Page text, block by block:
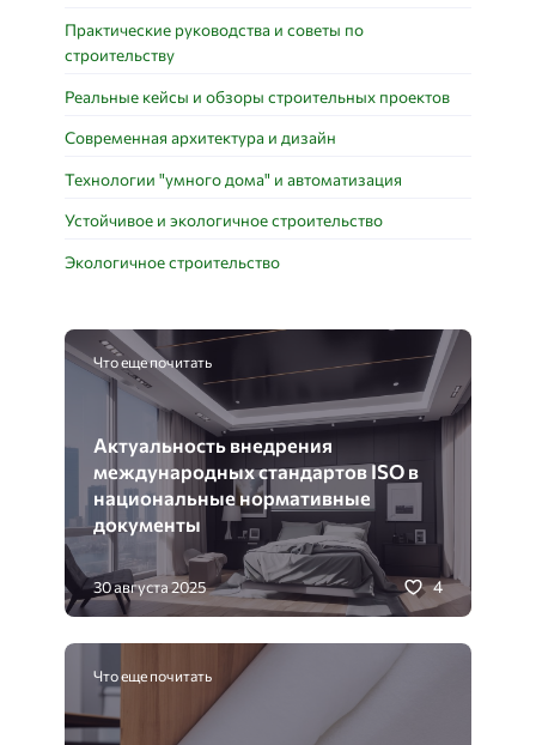
Практические руководства и советы по
строительству
Реальные кейсы и обзоры строительных проектов
Современная архитектура и дизайн
Технологии "умного дома" и автоматизация
Устойчивое и экологичное строительство
Экологичное строительство
Что еще почитать
Актуальность внедрения
международных стандартов ISO в
национальные нормативные
документы
30 августа 2025 4
Что еще почитать